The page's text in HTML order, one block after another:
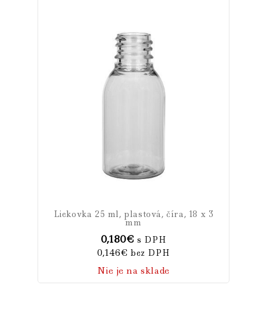
Liekovka 25 ml, plastová, číra, 18 x 3
mm
0,180€ s DPH
0,146€ bez DPH
Nie je na sklade